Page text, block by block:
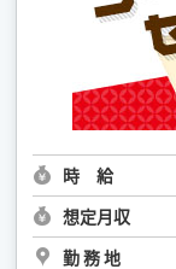
時 給
想定月収
勤 務 地